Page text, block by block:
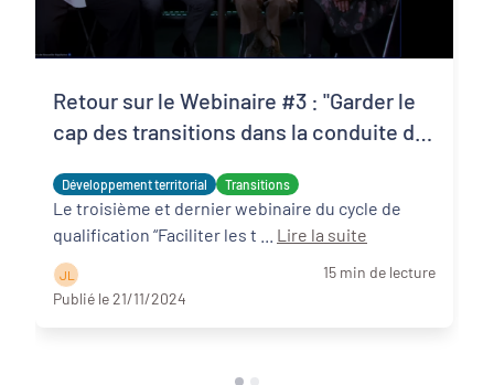
Développement territorial Transitions
Retour sur le Webinaire #3 : "Garder le
cap des transitions dans la conduite de
Le troisième et dernier webinaire du cycle de
Lire la suite
J L
15 min de lecture
Publié le 21/11/2024